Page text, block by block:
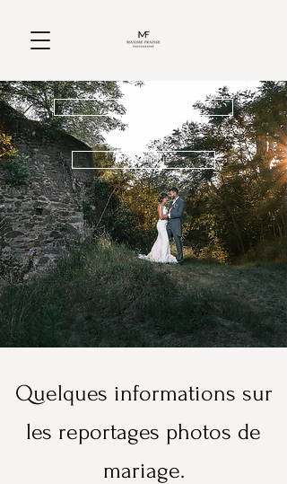
Trash The Dress
Argentique
Quelques informations sur
les reportages photos de
mariage.